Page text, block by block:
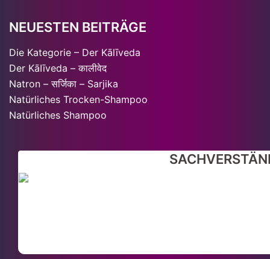
NEUESTEN BEITRÄGE
Die Kategorie – Der Kālīveda
Der KāIīveda – कालीवेद
Natron – सर्जिका – Sarjika
Natürliches Trocken-Shampoo
Natürliches Shampoo